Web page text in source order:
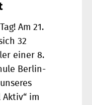
Am 21.
32
einer 8.
Berlin-
Aktiv“ im